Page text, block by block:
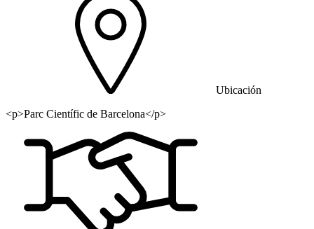
Ubicación
<p>Parc Científic de Barcelona</p>